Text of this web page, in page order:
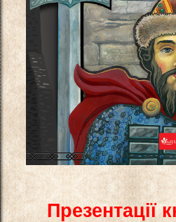
Презентації